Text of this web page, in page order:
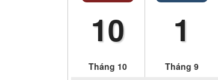
10
Tháng 10
1
Tháng 9